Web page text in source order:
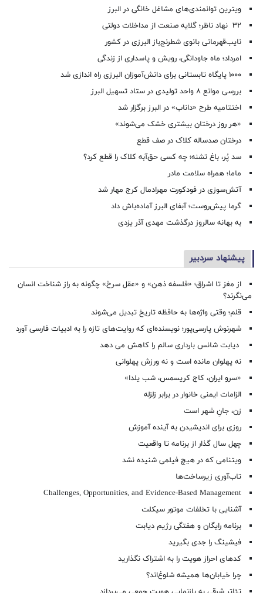
ویترین توانمندی‌های مشاغل خانگی در البرز
۳۲ نهاد ناظر؛ گلایه صنعت از مداخلات دولتی
نایب‌قهرمانی بانوی شطرنج‌باز البرزی در کشور
امرداد؛ ماه جاودانگی، رویش و پاسداری از زندگی
۱۰۰۰ پایگاه تابستانی برای دانش‌آموزان البرزی راه اندازی شد
بررسی موانع ۸ واحد تولیدی در ستاد تسهیل البرز
اختتامیه طرح «داناب» در البرز برگزار شد
«هر روز درختان بیشتری خشک می‌شوند»
درختان صدساله کلاک در صف قطع
سد پُر، باغ تشنه؛ چه کسی حق‌آبه کلاک را قطع کرد؟
ماما؛ همراه سلامت مادر
آتش‌سوزی در فودکورت مهرادمال کرج مهار شد
گرما پیش‌روست؛ آبفای البرز آماده‌باش داد
به بهانه سالروز درگذشت مهدی آذر یزدی
پیشنهاد سردبیر
از مغز تا اشراق؛ «فلسفه ذهن» و «عقل سرخ» چگونه به راز شناخت انسان
می‌نگرند؟
قلم؛ وقتی واژه‌ها به حافظه تاریخ تبدیل می‌شوند
شهرنوش پارسی‌پور؛ نویسنده‌ای که روایت‌های تازه را به ادبیات فارسی آورد
دیابت شانس بارداری سالم را کاهش می دهد
نه پهلوان مانده است و نه ورزش پهلوانی
«سرو ایران، کاج کریسمس، شب یلدا»
الزامات ایمنی خانوار در برابر زلزله
زن، جانِ شهر است
روزی برای اندیشیدن به آینده آموزش
چهل سال گذار از برنامه تا واقعیت
ویتنامی که در هیچ فیلمی شنیده نشد
تاب‌آوری زیرساخت‌ها
Challenges, Opportunities, and Evidence-Based Management
آشنایی با تخلفات موتور سیکلت
برنامه رایگان و هفتگی رژیم دیابت
فیشینگ را جدی بگیرید
کدهای احراز هویت را به اشتراک نگذارید
چرا خیابان‌ها همیشه شلوغ‌اند؟